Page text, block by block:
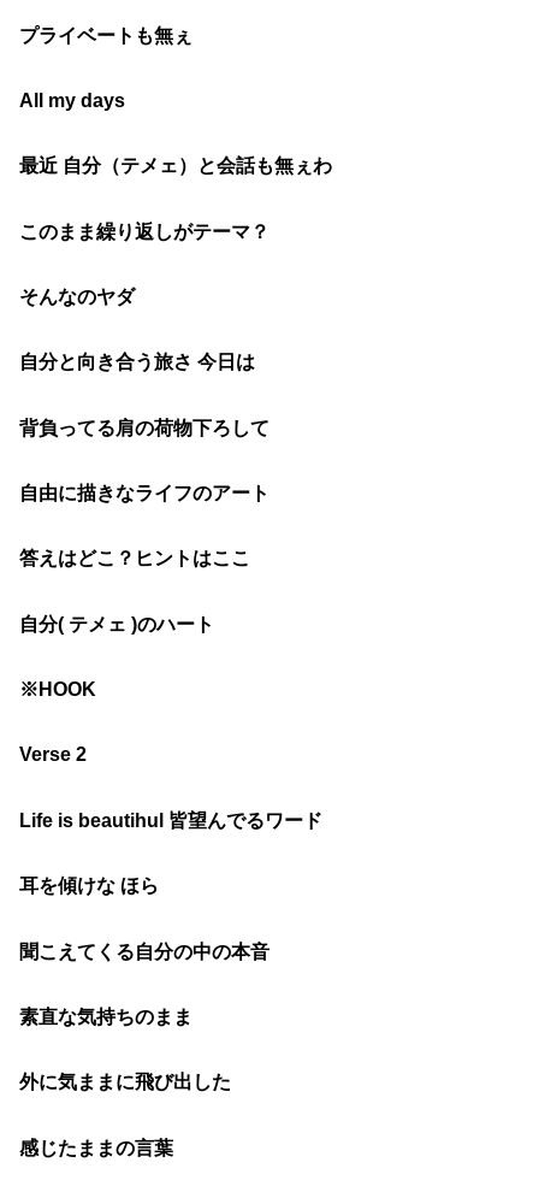
プライベートも無ぇ
All my days
最近 自分（テメェ）と会話も無ぇわ
このまま繰り返しがテーマ？
そんなのヤダ
自分と向き合う旅さ 今日は
背負ってる肩の荷物下ろして
自由に描きなライフのアート
答えはどこ？ヒントはここ
自分( テメェ )のハート
※HOOK
Verse 2
Life is beautihul 皆望んでるワード
耳を傾けな ほら
聞こえてくる自分の中の本音
素直な気持ちのまま
外に気ままに飛び出した
感じたままの言葉